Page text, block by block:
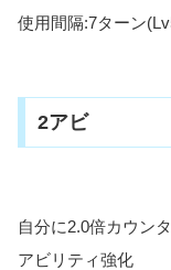
使用間隔:7ターン
2アビ
自分に2.0倍カウン
アビリティ強化